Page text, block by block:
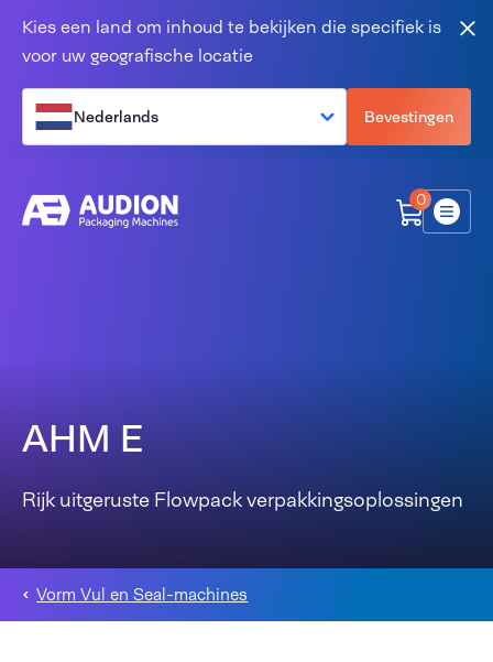
Kies een land om inhoud te bekijken die specifiek is
voor uw geografische locatie
Nederlands Bevestingen
0
Menu
AHM E
Rijk uitgeruste Flowpack verpakkingsoplossingen
Vorm Vul en Seal-machines